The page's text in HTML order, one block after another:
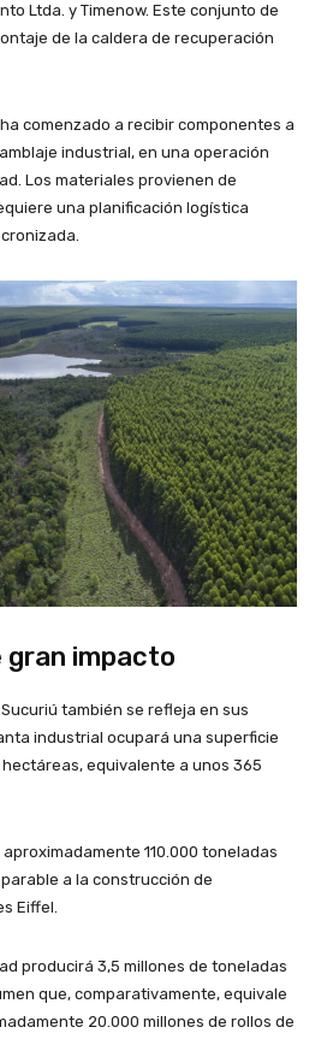
Ltda. y Timenow. Este conjunto de
de la caldera de recuperación
comenzado a recibir componentes a
industrial, en una operación
Los materiales provienen de
una planificación logística
gran impacto
también se refleja en sus
industrial ocupará una superficie
equivalente a unos 365
110.000 toneladas
a la construcción de
Eiffel.
producirá 3,5 millones de toneladas
que, comparativamente, equivale
20.000 millones de rollos de